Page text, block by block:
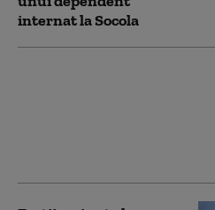
internat la Socola